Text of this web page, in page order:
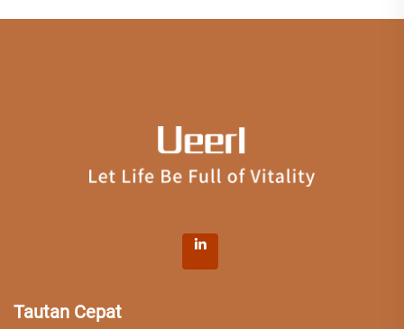
Tautan Cepat